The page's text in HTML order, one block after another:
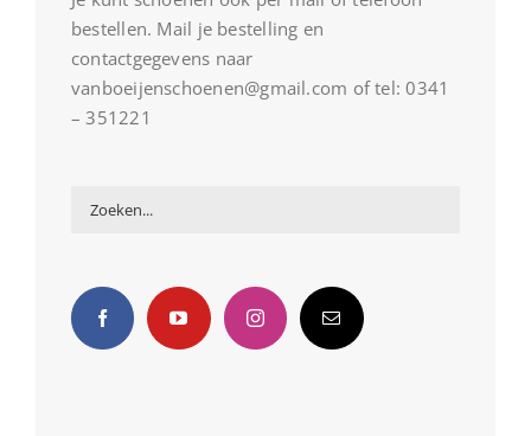
bestellen. Mail je bestelling en
contactgegevens naar
vanboeijenschoenen@gmail.com of tel: 0341
– 351221